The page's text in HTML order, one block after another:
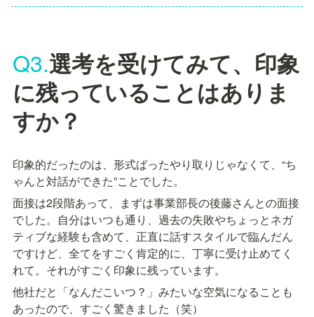
Q3.選考を受けてみて、印象
に残っていることはありま
すか？
印象的だったのは、形式ばったやり取りじゃなくて、“ち
ゃんと対話ができた”ことでした。
面接は2段階あって、まずは事業部長の後藤さんとの面接
でした。自分はいつも通り、過去の失敗やちょっとネガ
ティブな経験も含めて、正直に話すスタイルで臨んだん
ですけど、全てをすごく肯定的に、丁寧に受け止めてく
れて。それがすごく印象に残っています。
他社だと「なんだこいつ？」みたいな空気になることも
あったので、すごく驚きました（笑）